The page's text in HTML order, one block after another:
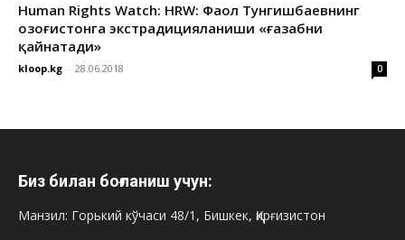
Human Rights Watch: HRW: Фаол Тунгишбаевнинг
Қозоғистонга экстрадицияланиши «ғазабни
қайнатади»
kloop.kg - 28.06.2018 0
Биз билан боғланиш учун:
Манзил: Горький кўчаси 48/1, Бишкек, Қирғизистон